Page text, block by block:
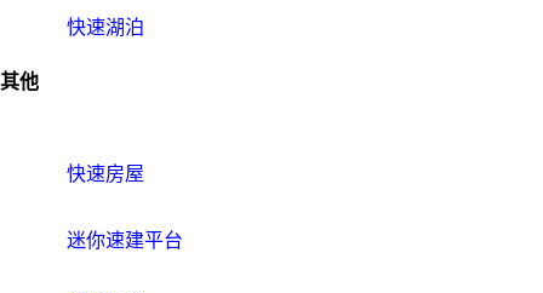
快速湖泊
其他
快速房屋
迷你速建平台